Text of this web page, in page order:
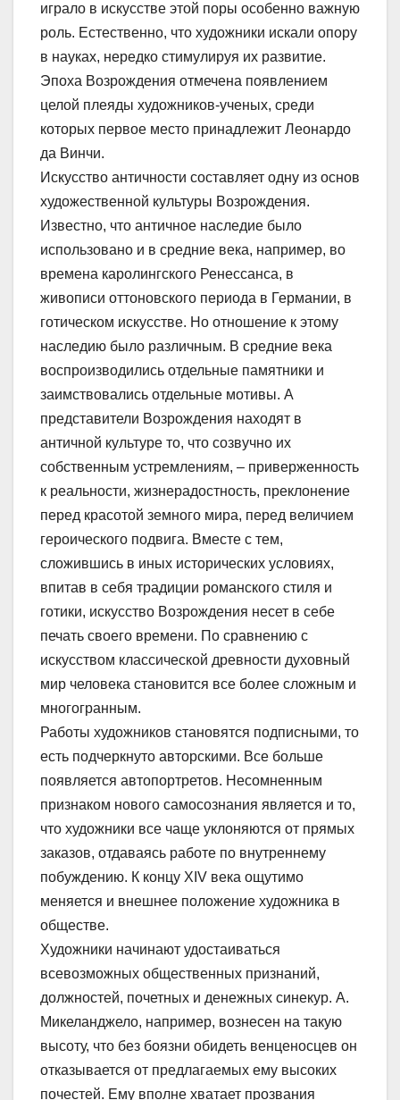
играло в искусстве этой поры особенно важную
роль. Естественно, что художники искали опору
в науках, нередко стимулируя их развитие.
Эпоха Возрождения отмечена появлением
целой плеяды художников-ученых, среди
которых первое место принадлежит Леонардо
да Винчи.
Искусство античности составляет одну из основ
художественной культуры Возрождения.
Известно, что античное наследие было
использовано и в средние века, например, во
времена каролингского Ренессанса, в
живописи оттоновского периода в Германии, в
готическом искусстве. Но отношение к этому
наследию было различным. В средние века
воспроизводились отдельные памятники и
заимствовались отдельные мотивы. А
представители Возрождения находят в
античной культуре то, что созвучно их
собственным устремлениям, – приверженность
к реальности, жизнерадостность, преклонение
перед красотой земного мира, перед величием
героического подвига. Вместе с тем,
сложившись в иных исторических условиях,
впитав в себя традиции романского стиля и
готики, искусство Возрождения несет в себе
печать своего времени. По сравнению с
искусством классической древности духовный
мир человека становится все более сложным и
многогранным.
Работы художников становятся подписными, то
есть подчеркнуто авторскими. Все больше
появляется автопортретов. Несомненным
признаком нового самосознания является и то,
что художники все чаще уклоняются от прямых
заказов, отдаваясь работе по внутреннему
побуждению. К концу XIV века ощутимо
меняется и внешнее положение художника в
обществе.
Художники начинают удостаиваться
всевозможных общественных признаний,
должностей, почетных и денежных синекур. А.
Микеланджело, например, вознесен на такую
высоту, что без боязни обидеть венценосцев он
отказывается от предлагаемых ему высоких
почестей. Ему вполне хватает прозвания